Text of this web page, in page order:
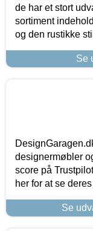
de har et stort
sortiment
og den rustikke
Se
designermøbler
score på
her for at se
Se